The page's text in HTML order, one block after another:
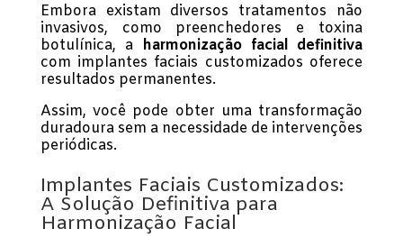
Embora existam diversos tratamentos não
invasivos, como preenchedores e toxina
botulínica, a harmonização facial definitiva
com implantes faciais customizados oferece
resultados permanentes.
Assim, você pode obter uma transformação
duradoura sem a necessidade de intervenções
periódicas.
Implantes Faciais Customizados:
A Solução Definitiva para
Harmonização Facial